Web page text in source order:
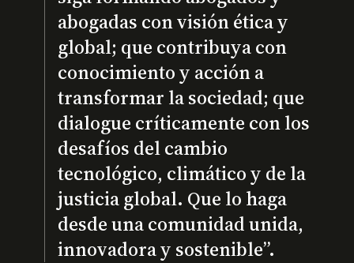
abogadas con visión ética y
global; que contribuya con
conocimiento y acción a
transformar la sociedad; que
dialogue críticamente con los
desafíos del cambio
tecnológico, climático y de la
justicia global. Que lo haga
desde una comunidad unida,
innovadora y sostenible”.